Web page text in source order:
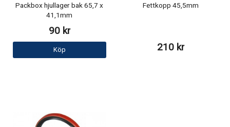
Packbox hjullager bak 65,7 x
41,1mm
90 kr
Köp
Fettkopp 45,5mm
210 kr